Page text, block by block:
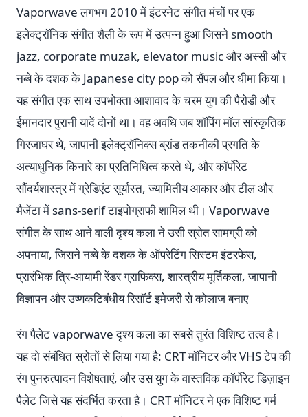
Vaporwave लगभग 2010 में इंटरनेट संगीत मंचों पर एक
इलेक्ट्रॉनिक संगीत शैली के रूप में उत्पन्न हुआ जिसने smooth
jazz, corporate muzak, elevator music और अस्सी और
नब्बे के दशक के Japanese city pop को सैंपल और धीमा किया।
यह संगीत एक साथ उपभोक्ता आशावाद के चरम युग की पैरोडी और
ईमानदार पुरानी यादें दोनों था। वह अवधि जब शॉपिंग मॉल सांस्कृतिक
गिरजाघर थे, जापानी इलेक्ट्रॉनिक्स ब्रांड तकनीकी प्रगति के
अत्याधुनिक किनारे का प्रतिनिधित्व करते थे, और कॉर्पोरेट
सौंदर्यशास्त्र में ग्रेडिएंट सूर्यास्त, ज्यामितीय आकार और टील और
मैजेंटा में sans-serif टाइपोग्राफी शामिल थी। Vaporwave
संगीत के साथ आने वाली दृश्य कला ने उसी स्रोत सामग्री को
अपनाया, जिसने नब्बे के दशक के ऑपरेटिंग सिस्टम इंटरफेस,
प्रारंभिक त्रि-आयामी रेंडर ग्राफिक्स, शास्त्रीय मूर्तिकला, जापानी
विज्ञापन और उष्णकटिबंधीय रिसॉर्ट इमेजरी से कोलाज बनाए
रंग पैलेट vaporwave दृश्य कला का सबसे तुरंत विशिष्ट तत्व है।
यह दो संबंधित स्रोतों से लिया गया है: CRT मॉनिटर और VHS टेप की
रंग पुनरुत्पादन विशेषताएं, और उस युग के वास्तविक कॉर्पोरेट डिज़ाइन
पैलेट जिसे यह संदर्भित करता है। CRT मॉनिटर ने एक विशिष्ट गर्म